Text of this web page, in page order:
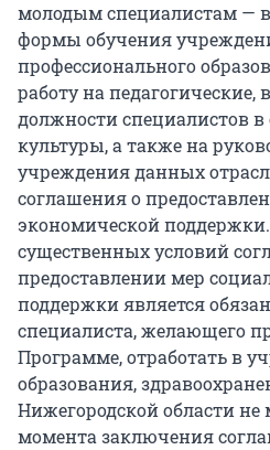
молодым специалистам —
формы обучения
профессионального
работу на
должности специалистов в
культуры, а также на
учреждения данных
соглашения о
экономической
существенных условий
предоставлении мер
поддержки является
специалиста, желающего
Программе, отработать в
образования,
Нижегородской области не
момента заключения